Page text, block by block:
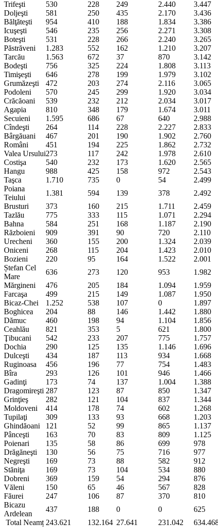
Trifeşti
530 228 249 2.440
3.447
Doljeşti
581 250 435 2.170
3.436
Bălţăteşti
954 410 188 1.834
3.386
Icuşeşti
546 235 256 2.271
3.308
Boteşti
531 228 266 2.240
3.265
Păstrăveni
1.283 552 162 1.210
3.207
Tarcău
1.563 672 37 870
3.142
Bodeşti
756 325 224 1.808
3.113
Timişeşti
646 278 199 1.979
3.102
Grumăzeşti
472 203 274 2.116
3.065
Podoleni
570 245 299 1.920
3.034
Crăcăoani
539 232 212 2.034
3.017
Agapia
810 348 179 1.674
3.011
Secuieni
1.595 686 67 640
2.988
Cîndeşti
264 114 228 2.227
2.833
Bârgăuani
467 201 190 1.902
2.760
Români
451 194 225 1.862
2.732
Valea Ursului273 117 242 1.978
2.610
Costişa
540 232 173 1.620
2.565
Hangu
988 425 158 972
2.543
Taşca
1.710 735 0 54
2.499
Poiana
Teiului
1.381 594 139 378
2.492
Brusturi
373 160 215 1.711
2.459
Tazlău
775 333 115 1.071
2.294
Bahna
584 251 168 1.187
2.190
Războieni
909 391 90 720
2.110
Urecheni
360 155 200 1.324
2.039
Oniceni
268 115 204 1.423
2.010
Bozieni
220 95 164 1.522
2.001
Ștefan Cel
Mare
636 273 120 953
1.982
Mărgineni
476 205 184 1.094
1.959
Farcaşa
499 215 149 1.087
1.950
Bicaz-Chei
1.252 538 107 0
1.897
Boghicea
204 88 146 1.442
1.880
Dămuc
460 198 94 1.104
1.856
Ceahlău
821 353 5 621
1.800
Ţibucani
542 233 207 775
1.757
Dochia
290 125 135 1.146
1.696
Dulceşti
434 187 113 934
1.668
Ruginoasa
456 196 77 754
1.483
Bîra
293 126 101 946
1.466
Gadinţi
173 74 137 1.004
1.388
Dragomireşti 287 123 87 850
1.347
Grinţieş
282 121 104 837
1.344
Moldoveni
414 178 74 602
1.268
Tupilaţi
309 133 93 668
1.203
Ghindăoani
121 52 99 865
1.137
Pânceşti
163 70 83 809
1.125
Poienari
135 58 86 699
978
Drăgăneşti
130 56 75 716
977
Negreşti
169 73 88 582
912
Stăniţa
169 73 104 534
880
Dobreni
369 159 54 294
876
Văleni
150 65 46 567
828
Făurei
247 106 87 370
810
Bicazu
Ardelean
437 188 0 0
625
Total Neamț 243.621 132.164 27.641 231.042